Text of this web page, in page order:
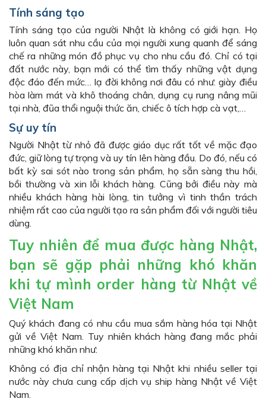
Tính sáng tạo
Tính sáng tạo của người Nhật là không có giới hạn. Họ
luôn quan sát nhu cầu của mọi người xung quanh để sáng
chế ra những món đồ phục vụ cho nhu cầu đó. Chỉ có tại
đất nước này, bạn mới có thể tìm thấy những vật dụng
độc đáo đến mức… lạ đời không nơi đâu có như: giày điều
hòa làm mát và khô thoáng chân, dụng cụ rung nâng mũi
tại nhà, đũa thổi nguội thức ăn, chiếc ô tích hợp cà vạt,…
Sự uy tín
Người Nhật từ nhỏ đã được giáo dục rất tốt về mặc đạo
đức, giữ lòng tự trọng và uy tín lên hàng đầu. Do đó, nếu có
bất kỳ sai sót nào trong sản phẩm, họ sẵn sàng thu hồi,
bồi thường và xin lỗi khách hàng. Cũng bởi điều này mà
nhiều khách hàng hài lòng, tin tưởng vì tinh thần trách
nhiệm rất cao của người tạo ra sản phẩm đối với người tiêu
dùng.
Tuy nhiên để mua được hàng Nhật,
bạn sẽ gặp phải những khó khăn
khi tự mình order hàng từ Nhật về
Việt Nam
Quý khách đang có nhu cầu mua sắm hàng hóa tại Nhật
gửi về Việt Nam. Tuy nhiên khách hàng đang mắc phải
những khó khăn như:
Không có địa chỉ nhận hàng tại Nhật khi nhiều seller tại
nước này chưa cung cấp dịch vụ ship hàng Nhật về Việt
Nam.